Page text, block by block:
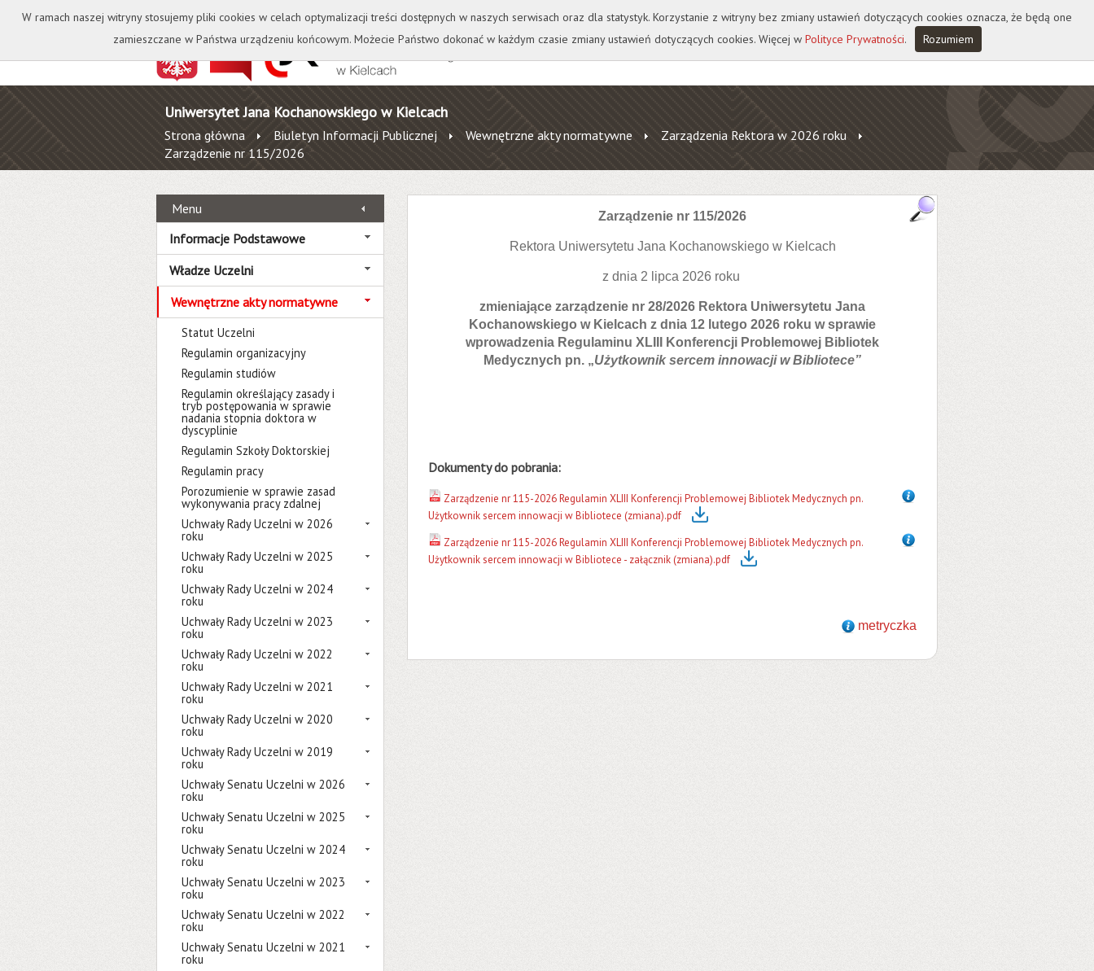
Kontakt Biblioteka Wydawnictwo Wirtualna Uczelnia A A A A
Uniwersytet Jana Kochanowskiego w Kielcach
Strona główna Biuletyn Informacji Publicznej Wewnętrzne akty normatywne
Zarządzenia Rektora w 2026 roku
Zarządzenie nr 115/2026
Menu
Informacje Podstawowe
Władze Uczelni
Wewnętrzne akty normatywne
Statut Uczelni
Regulamin organizacyjny
Regulamin studiów
Regulamin określający zasady i
tryb postępowania w sprawie
nadania stopnia doktora w
dyscyplinie
Regulamin Szkoły Doktorskiej
Regulamin pracy
Porozumienie w sprawie zasad
wykonywania pracy zdalnej
Uchwały Rady Uczelni w 2026
roku
Uchwały Rady Uczelni w 2025
roku
Uchwały Rady Uczelni w 2024
roku
Uchwały Rady Uczelni w 2023
roku
Uchwały Rady Uczelni w 2022
roku
Uchwały Rady Uczelni w 2021
roku
Uchwały Rady Uczelni w 2020
roku
Uchwały Rady Uczelni w 2019
roku
Uchwały Senatu Uczelni w 2026
roku
Uchwały Senatu Uczelni w 2025
roku
Uchwały Senatu Uczelni w 2024
roku
Uchwały Senatu Uczelni w 2023
roku
Uchwały Senatu Uczelni w 2022
roku
Uchwały Senatu Uczelni w 2021
roku
Zarządzenie nr 115/2026
Rektora Uniwersytetu Jana Kochanowskiego w Kielcach
z dnia 2 lipca 2026 roku
zmieniające zarządzenie nr 28/2026 Rektora Uniwersytetu Jana
Kochanowskiego w Kielcach z dnia 12 lutego 2026 roku w sprawie
wprowadzenia Regulaminu XLIII Konferencji Problemowej Bibliotek
Medycznych pn. „Użytkownik sercem innowacji w Bibliotece”
Dokumenty do pobrania:
Zarządzenie nr 115-2026 Regulamin XLIII Konferencji Problemowej Bibliotek Medycznych pn.
Użytkownik sercem innowacji w Bibliotece (zmiana).pdf
Zarządzenie nr 115-2026 Regulamin XLIII Konferencji Problemowej Bibliotek Medycznych pn.
Użytkownik sercem innowacji w Bibliotece - załącznik (zmiana).pdf
metryczka
W ramach naszej witryny stosujemy pliki cookies w celach optymalizacji treści dostępnych w naszych serwisach oraz dla statystyk. Korzystanie z witryny bez zmiany ustawień dotyczących cookies oznacza, że będą one
zamieszczane w Państwa urządzeniu końcowym. Możecie Państwo dokonać w każdym czasie zmiany ustawień dotyczących cookies. Więcej w Polityce Prywatności. Rozumiem